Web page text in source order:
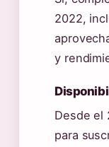
2022,
y
Desde el
para